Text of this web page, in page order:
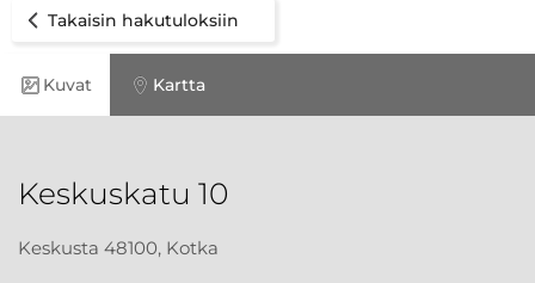
Takaisin hakutuloksiin
Kuvat Kartta
Keskuskatu 10
Keskusta 48100, Kotka